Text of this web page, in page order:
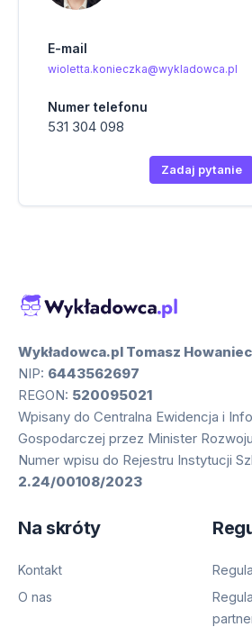
E-mail
wioletta.konieczka@wykladowca.pl
Numer telefonu
531 304 098
Zadaj pytanie
Wykładowca.pl Tomasz Howaniec
NIP: 6443562697
REGON: 520095021
Wpisany do Centralna Ewidencja i
Gospodarczej przez Minister
Numer wpisu do Rejestru Instytucji
2.24/00108/2023
Na skróty
Kontakt
O nas